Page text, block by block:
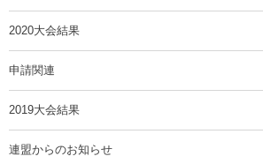
2020大会結果
申請関連
2019大会結果
連盟からのお知らせ